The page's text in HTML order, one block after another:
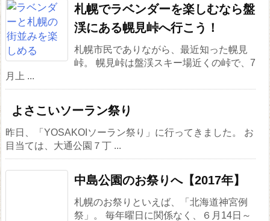
札幌でラベンダーを楽しむなら盤
渓にある幌見峠へ行こう！
札幌市民でありながら、最近知った幌見
峠。 幌見峠は盤渓スキー場近くの峠で、7
月上 ...
よさこいソーラン祭り
昨日、「YOSAKOIソーラン祭り」に行ってきました。 お
目当ては、大通公園７丁 ...
中島公園のお祭りへ【2017年】
札幌のお祭りといえば、「北海道神宮例
祭」。 毎年曜日に関係なく、６月14日～